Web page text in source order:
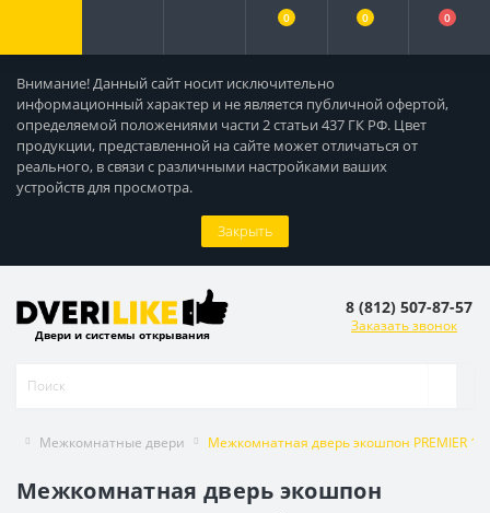
Внимание! Данный сайт носит исключительно
информационный характер и не является публичной офертой,
определяемой положениями части 2 статьи 437 ГК РФ. Цвет
продукции, представленной на сайте может отличаться от
реального, в связи с различными настройками ваших
устройств для просмотра.
Закрыть
0 0 0
Двери и системы открывания
8 (812) 507-87-57
Заказать звонок
Межкомнатные двери Межкомнатная дверь экошпон PREMIER 1
Межкомнатная дверь экошпон